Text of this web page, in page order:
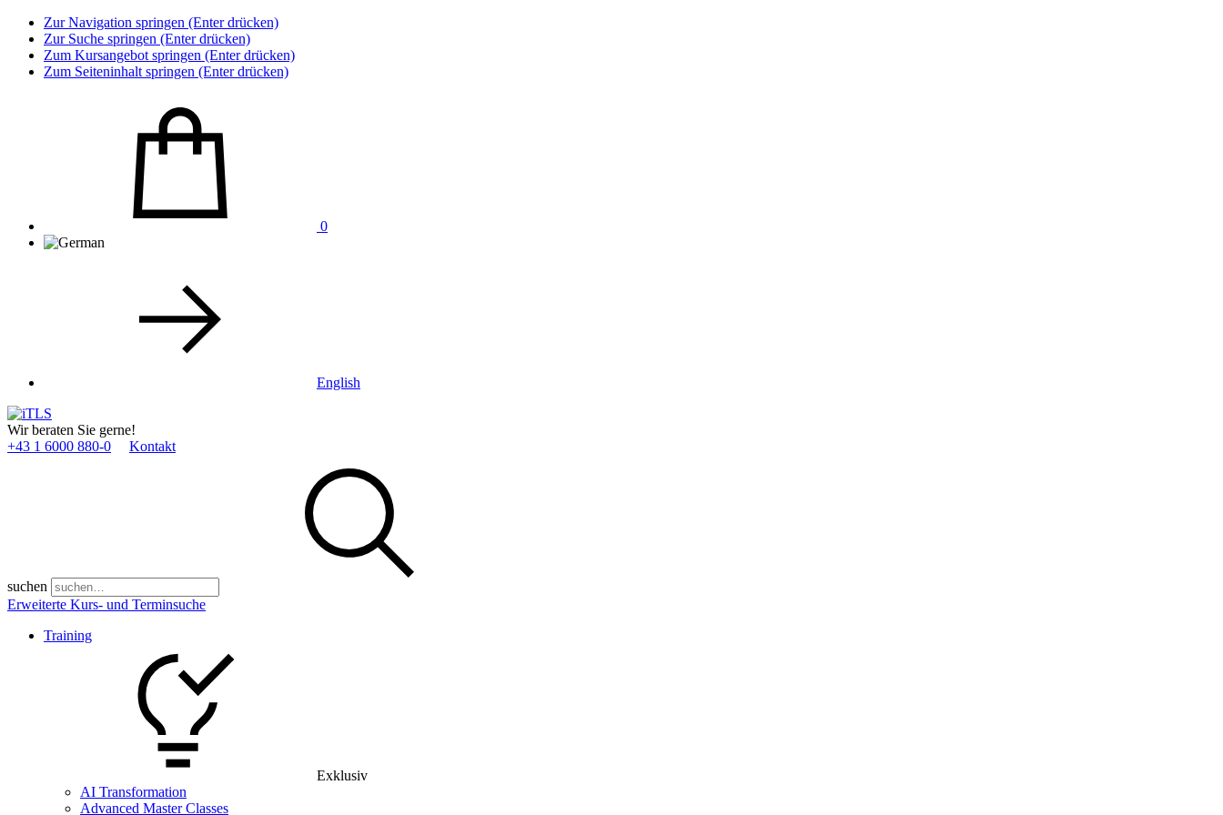
Zur Navigation springen (Enter drücken)
Zur Suche springen (Enter drücken)
Zum Kursangebot springen (Enter drücken)
Zum Seiteninhalt springen (Enter drücken)
0
English
Wir beraten Sie gerne!
+43 1 6000 880­-0
Kontakt
suchen
Erweiterte Kurs- und Terminsuche
Training
Exklusiv
AI Transformation
Advanced Master Classes